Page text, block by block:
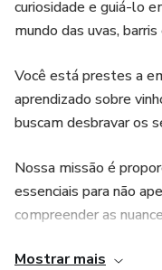
curiosidade e guiá-lo
mundo das uvas,
Você está prestes a
aprendizado sobre
buscam desbravar os
Nossa missão é
essenciais para não
compreender as
Mostrar mais